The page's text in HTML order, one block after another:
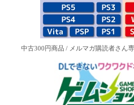
中古300円商品 / メルマガ購読者さん